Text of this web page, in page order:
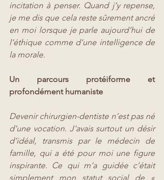
incitation à penser. Quand j’y repense,
je me dis que cela reste sûrement ancré
en moi lorsque je parle aujourd’hui de
l’éthique comme d’une intelligence de
la morale.
Un parcours protéiforme et
profondément humaniste
Devenir chirurgien-dentiste n’est pas né
d’une vocation. J'avais surtout un désir
d’idéal, transmis par le médecin de
famille, qui a été pour moi une figure
inspirante. Ce qui m’a guidée c’était
simplement mon statut social de «